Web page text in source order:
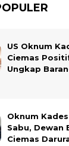
US Oknum
Ciemas
Ungkap
Oknum
Sabu, Dewan
Ciemas